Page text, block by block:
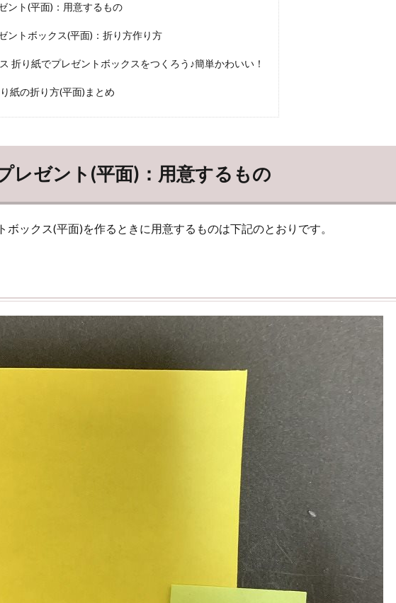
ント(平面)：用意するもの
ントボックス(平面)：折り方作り方
折り紙でプレゼントボックスをつくろう♪簡単かわいい！
紙の折り方(平面)まとめ
レゼント(平面)：用意するもの
ボックス(平面)を作るときに用意するものは下記のとおりです。